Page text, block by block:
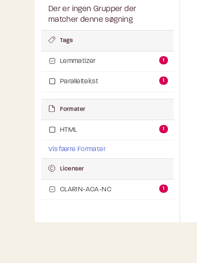
Der er ingen Grupper der
matcher denne søgning
Tags
Lemmatizer 1
Paralleltekst 1
Formater
HTML 1
Vis færre Formater
Licenser
CLARIN-ACA-NC 1